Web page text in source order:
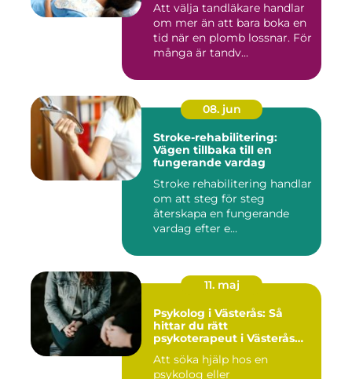
Att välja tandläkare handlar
om mer än att bara boka en
tid när en plomb lossnar. För
många är tandv...
08. jun
Stroke-rehabilitering:
Vägen tillbaka till en
fungerande vardag
Stroke rehabilitering handlar
om att steg för steg
återskapa en fungerande
vardag efter e...
11. maj
Psykolog i Västerås: Så
hittar du rätt
psykoterapeut i Västerås
Att söka hjälp hos en
psykolog eller